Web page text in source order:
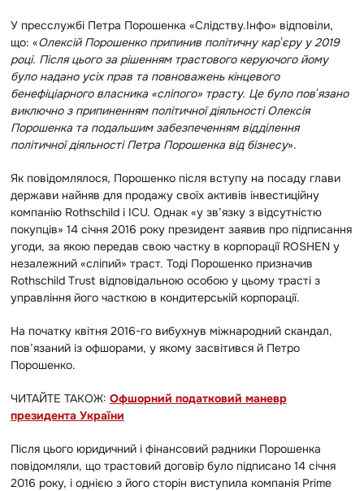
У пресслужбі Петра Порошенка «Слідству.Інфо» відповіли,
що: «Олексій Порошенко припинив політичну карʼєру у 2019
році. Після цього за рішенням трастового керуючого йому
було надано усіх прав та повноважень кінцевого
бенефіціарного власника «сліпого» трасту. Це було повʼязано
виключно з припиненням політичної діяльності Олексія
Порошенка та подальшим забезпеченням відділення
політичної діяльності Петра Порошенка від бізнесу».
Як повідомлялося, Порошенко після вступу на посаду глави
держави найняв для продажу своїх активів інвестиційну
компанію Rothschild і ICU. Однак «у зв’язку з відсутністю
покупців» 14 січня 2016 року президент заявив про підписання
угоди, за якою передав свою частку в корпорації ROSHEN у
незалежний «сліпий» траст. Тоді Порошенко призначив
Rothschild Trust відповідальною особою у цьому трасті з
управління його часткою в кондитерській корпорації.
На початку квітня 2016-го вибухнув міжнародний скандал,
пов’язаний із офшорами, у якому засвітився й Петро
Порошенко.
ЧИТАЙТЕ ТАКОЖ: Офшорний податковий маневр
президента України
Після цього юридичний і фінансовий радники Порошенка
повідомляли, що трастовий договір було підписано 14 січня
2016 року, і однією з його сторін виступила компанія Prime